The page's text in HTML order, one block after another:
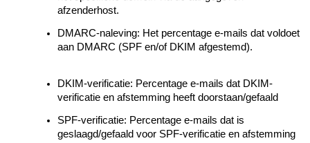
afzenderhost.
DMARC-naleving: Het percentage e-mails dat voldoet
aan DMARC (SPF en/of DKIM afgestemd).
DKIM-verificatie: Percentage e-mails dat DKIM-
verificatie en afstemming heeft doorstaan/gefaald
SPF-verificatie: Percentage e-mails dat is
geslaagd/gefaald voor SPF-verificatie en afstemming